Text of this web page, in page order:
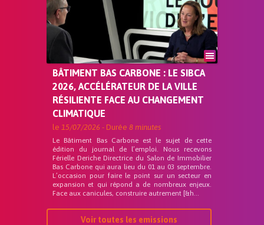
BÂTIMENT BAS CARBONE : LE SIBCA
2026, ACCÉLÉRATEUR DE LA VILLE
RÉSILIENTE FACE AU CHANGEMENT
CLIMATIQUE
le 15/07/2026 - Durée 8 minutes
Le Bâtiment Bas Carbone est le sujet de cette
édition du journal de l’emploi. Nous recevons
Férielle Deriche Directrice du Salon de Immobilier
Bas Carbone qui aura lieu du 01 au 03 septembre.
L’occasion pour faire le point sur un secteur en
expansion et qui répond a de nombreux enjeux.
Face aux canicules, construire autrement [&h...
Voir toutes les emissions